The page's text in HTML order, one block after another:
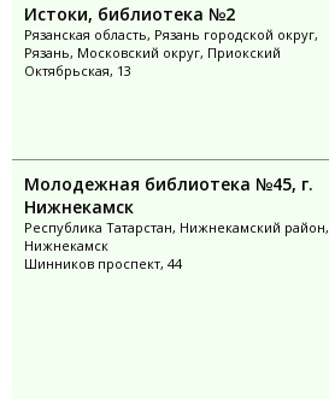
Истоки, библиотека №2
Рязанская область, Рязань городской округ,
Рязань, Московский округ, Приокский
Октябрьская, 13
Молодежная библиотека №45, г.
Нижнекамск
Республика Татарстан, Нижнекамский район,
Нижнекамск
Шинников проспект, 44